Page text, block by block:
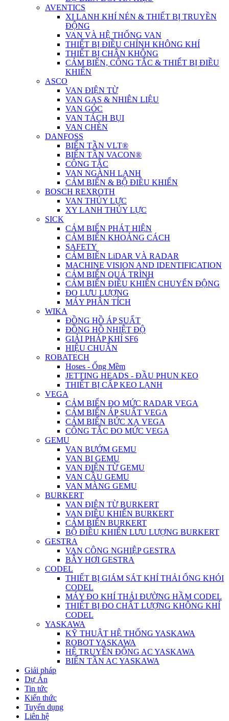
AVENTICS
XI LANH KHÍ NÉN & THIẾT BỊ TRUYỀN
ĐỘNG
VAN VÀ HỆ THỐNG VAN
THIẾT BỊ ĐIỀU CHỈNH KHÔNG KHÍ
THIẾT BỊ CHÂN KHÔNG
CẢM BIẾN, CÔNG TẮC & THIẾT BỊ ĐIỀU
KHIỂN
ASCO
VAN ĐIỆN TỪ
VAN GAS & NHIÊN LIỆU
VAN GÓC
VAN TÁCH BỤI
VAN CHÈN
DANFOSS
BIẾN TẦN VLT®
BIẾN TẦN VACON®
CÔNG TẮC
VAN NGÀNH LẠNH
CẢM BIẾN & BỘ ĐIỀU KHIỂN
BOSCH REXROTH
VAN THỦY LỰC
XY LANH THỦY LỰC
SICK
CẢM BIẾN PHÁT HIỆN
CẢM BIẾN KHOẢNG CÁCH
SAFETY
CẢM BIẾN LiDAR VÀ RADAR
MACHINE VISION AND IDENTIFICATION
CẢM BIẾN QUÁ TRÌNH
CẢM BIẾN ĐIỀU KHIỂN CHUYỂN ĐỘNG
ĐO LƯU LƯỢNG
MÁY PHÂN TÍCH
WIKA
ĐỒNG HỒ ÁP SUẤT
ĐỒNG HỒ NHIỆT ĐỘ
GIẢI PHÁP KHÍ SF6
HIỆU CHUẨN
ROBATECH
Hoses - Ống Mềm
JETTING HEADS - ĐẦU PHUN KEO
THIẾT BỊ CẤP KEO LẠNH
VEGA
CẢM BIẾN ĐO MỨC RADAR VEGA
CẢM BIẾN ÁP SUẤT VEGA
CẢM BIẾN BỨC XẠ VEGA
CÔNG TẮC ĐO MỨC VEGA
GEMU
VAN BƯỚM GEMU
VAN BI GEMU
VAN ĐIỆN TỪ GEMU
VAN CẦU GEMU
VAN MÀNG GEMU
BURKERT
VAN ĐIỆN TỪ BURKERT
VAN ĐIỀU KHIỂN BURKERT
CẢM BIẾN BURKERT
BỘ ĐIỀU KHIỂN LƯU LƯỢNG BURKERT
GESTRA
VAN CÔNG NGHIỆP GESTRA
BẪY HƠI GESTRA
CODEL
THIẾT BỊ GIÁM SÁT KHÍ THẢI ỐNG KHÓI
CODEL
MÁY ĐO KHÍ THẢI ĐƯỜNG HẦM CODEL
THIẾT BỊ ĐO CHẤT LƯỢNG KHÔNG KHÍ
CODEL
YASKAWA
KỸ THUẬT HỆ THỐNG YASKAWA
ROBOT YASKAWA
HỆ TRUYỀN ĐỘNG AC YASKAWA
BIẾN TẦN AC YASKAWA
Giải pháp
Dự Án
Tin tức
Kiến thức
Tuyển dụng
Liên hệ